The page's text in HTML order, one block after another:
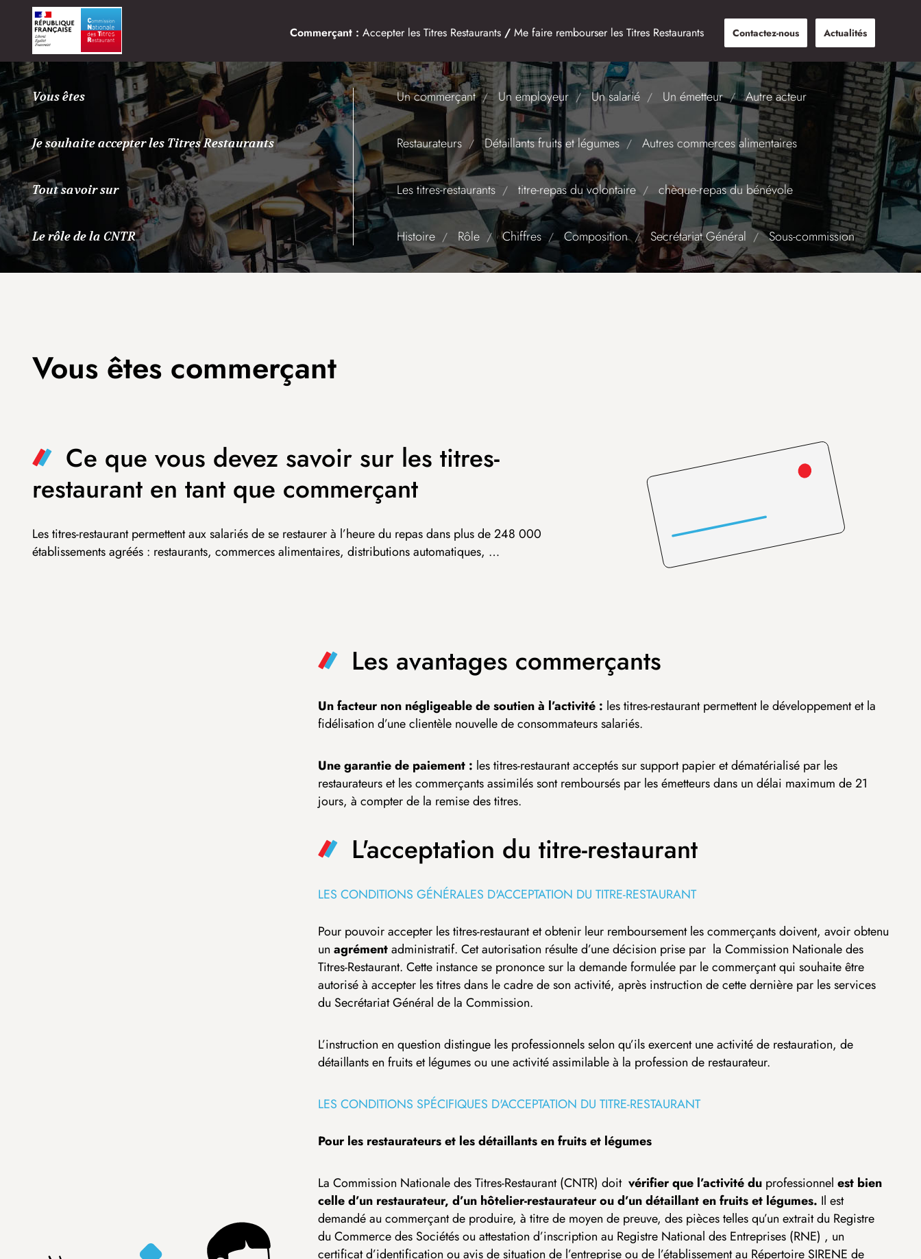
Commerçant : Accepter les Titres Restaurants / Me faire rembourser les Titres Restaurants Contactez-nous Actualités
Vous êtes Un commerçant Un employeur Un salarié Un émetteur Autre acteur
Je souhaite accepter les Titres Restaurants Restaurateurs Détaillants fruits et légumes Autres commerces alimentaires
Tout savoir sur Les titres-restaurants titre-repas du volontaire chèque-repas du bénévole
Le rôle de la CNTR Histoire Rôle Chiffres Composition Secrétariat Général Sous-commission
Vous êtes commerçant
Ce que vous devez savoir sur les titres-
restaurant en tant que commerçant
Les titres-restaurant permettent aux salariés de se restaurer à l’heure du repas dans plus de 248 000
établissements agréés : restaurants, commerces alimentaires, distributions automatiques, …
Les avantages commerçants
Un facteur non négligeable de soutien à l’activité : les titres-restaurant permettent le développement et la
fidélisation d’une clientèle nouvelle de consommateurs salariés.
Une garantie de paiement : les titres-restaurant acceptés sur support papier et dématérialisé par les
restaurateurs et les commerçants assimilés sont remboursés par les émetteurs dans un délai maximum de 21
jours, à compter de la remise des titres.
L'acceptation du titre-restaurant
LES CONDITIONS GÉNÉRALES D'ACCEPTATION DU TITRE-RESTAURANT
Pour pouvoir accepter les titres-restaurant et obtenir leur remboursement les commerçants doivent, avoir obtenu
un agrémentadministratif. Cet autorisation résulte d’une décision prise par la Commission Nationale des
Titres-Restaurant. Cette instance se prononce sur la demande formulée par le commerçant qui souhaite être
autorisé à accepter les titres dans le cadre de son activité, après instruction de cette dernière par les services
du Secrétariat Général de la Commission.
L’instruction en question distingue les professionnels selon qu’ils exercent une activité de restauration, de
détaillants en fruits et légumes ou une activité assimilable à la profession de restaurateur.
LES CONDITIONS SPÉCIFIQUES D'ACCEPTATION DU TITRE-RESTAURANT
Pour les restaurateurs et les détaillants en fruits et légumes
La Commission Nationale des Titres-Restaurant (CNTR) doit vérifier que l’activité du professionnel est bien
celle d’un restaurateur, d’un hôtelier-restaurateur ou d’un détaillant en fruits et légumes. Il est
demandé au commerçant de produire, à titre de moyen de preuve, des pièces telles qu’un extrait du Registre
du Commerce des Sociétés ou attestation d’inscription au Registre National des Entreprises (RNE) , un
certificat d’identification ou avis de situation de l’entreprise ou de l’établissement au Répertoire SIRENE de